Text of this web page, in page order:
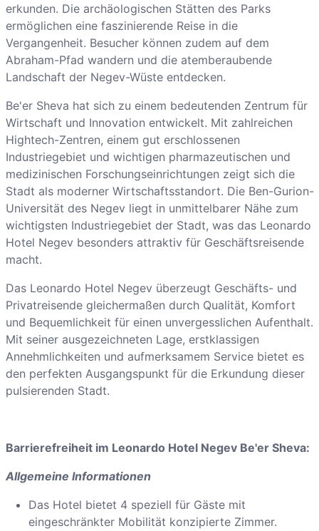
erkunden. Die archäologischen Stätten des Parks
ermöglichen eine faszinierende Reise in die
Vergangenheit. Besucher können zudem auf dem
Abraham-Pfad wandern und die atemberaubende
Landschaft der Negev-Wüste entdecken.
Be'er Sheva hat sich zu einem bedeutenden Zentrum für
Wirtschaft und Innovation entwickelt. Mit zahlreichen
Hightech-Zentren, einem gut erschlossenen
Industriegebiet und wichtigen pharmazeutischen und
medizinischen Forschungseinrichtungen zeigt sich die
Stadt als moderner Wirtschaftsstandort. Die Ben-Gurion-
Universität des Negev liegt in unmittelbarer Nähe zum
wichtigsten Industriegebiet der Stadt, was das Leonardo
Hotel Negev besonders attraktiv für Geschäftsreisende
macht.
Das Leonardo Hotel Negev überzeugt Geschäfts- und
Privatreisende gleichermaßen durch Qualität, Komfort
und Bequemlichkeit für einen unvergesslichen Aufenthalt.
Mit seiner ausgezeichneten Lage, erstklassigen
Annehmlichkeiten und aufmerksamem Service bietet es
den perfekten Ausgangspunkt für die Erkundung dieser
pulsierenden Stadt.
Barrierefreiheit im Leonardo Hotel Negev Be'er Sheva:
Allgemeine Informationen
Das Hotel bietet 4 speziell für Gäste mit
eingeschränkter Mobilität konzipierte Zimmer.